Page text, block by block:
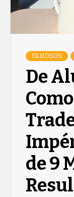
FAMOSOS
De
de 9